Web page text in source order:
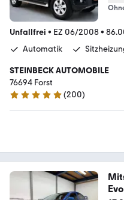
Unfallfrei • EZ 06/2008•
Automatik
STEINBECK AUTOMOBILE
76694 Forst
4.8 Sterne
(200)